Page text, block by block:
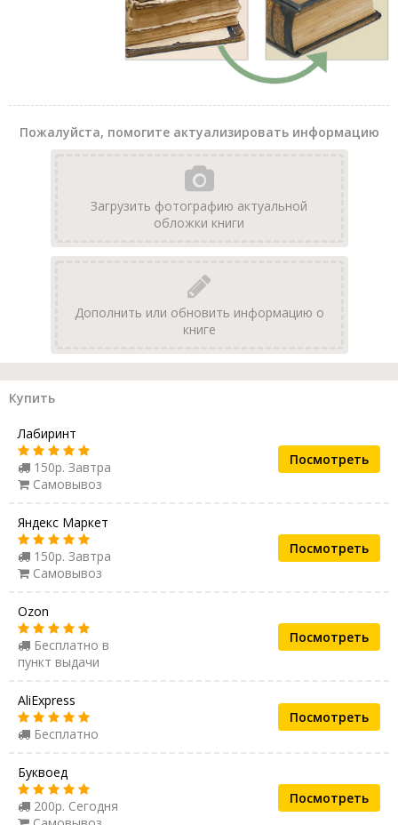
Пожалуйста, помогите актуализировать информацию
Загрузить фотографию актуальной
обложки книги
Дополнить или обновить информацию о
книге
Купить
Лабиринт
150р. Завтра
Самовывоз
Посмотреть
Яндекс Маркет
150р. Завтра
Самовывоз
Посмотреть
Ozon
Бесплатно в
пункт выдачи
Посмотреть
AliExpress
Бесплатно
Посмотреть
Буквоед
200р. Сегодня
Посмотреть